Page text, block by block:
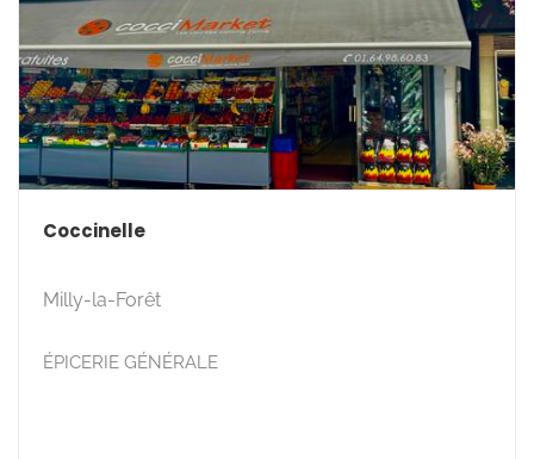
Coccinelle
Milly-la-Forêt
ÉPICERIE GÉNÉRALE